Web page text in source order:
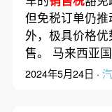
但免税订单仍
外，极具价格
售。 马来西亚
2024年5月24日 ·